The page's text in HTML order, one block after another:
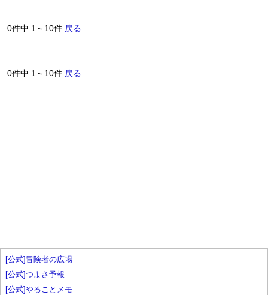
0件中 1～10件 戻る
0件中 1～10件 戻る
[公式]冒険者の広場
[公式]つよさ予報
[公式]やることメモ